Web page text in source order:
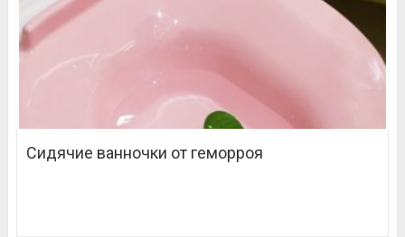
Сидячие ванночки от геморроя